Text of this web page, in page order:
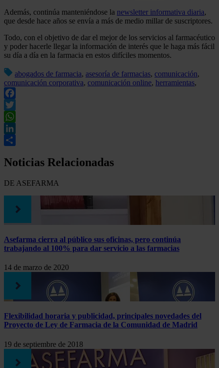
Además, continúa manteniéndose la newsletter informativa diaria,
que desde hace años se envía a más de medio millar de suscriptores.
Todo, con el objetivo de dar el mejor de los servicios al farmacéutico
y poder hacerle llegar la información de interés que le haga más fácil
su día a día en la farmacia en estos difíciles momentos.
abogados de farmacia, asesoría de farmacias, comunicación,
comunicación corporativa, comunicación online, herramientas,
Facebook
Twitter
WhatsApp
LinkedIn
Noticias Relacionadas
DE ASEFARMA
Asefarma cierra al público sus oficinas, pero continúa
trabajando al 100% para dar servicio a las farmacias
14 de marzo de 2020
Flexibilidad horaria y publicidad, principales novedades del
Proyecto de Ley de Farmacia de la Comunidad de Madrid
19 de septiembre de 2018